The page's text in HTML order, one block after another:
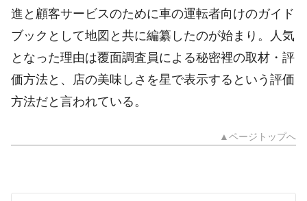
進と顧客サービスのために車の運転者向けのガイド
ブックとして地図と共に編纂したのが始まり。人気
となった理由は覆面調査員による秘密裡の取材・評
価方法と、店の美味しさを星で表示するという評価
方法だと言われている。
▲ページトップへ